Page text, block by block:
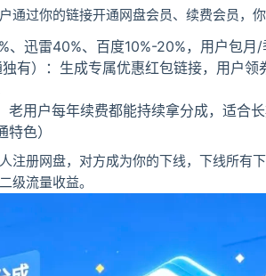
通过你的链接开通网盘会员、续费会员，
、迅雷40%、百度10%-20%，用户包月/
有）：生成专属优惠红包链接，用户
用户每年续费都能持续拿分成，适合长
色）
注册网盘，对方成为你的下线，下线所有
级流量收益。